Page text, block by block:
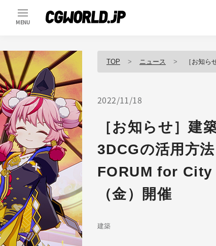
MENU
TOP ニュース ［お知らせ］建
2022/11/18
［お知らせ］建
3DCGの活用方
FORUM for
（金）開催
建築